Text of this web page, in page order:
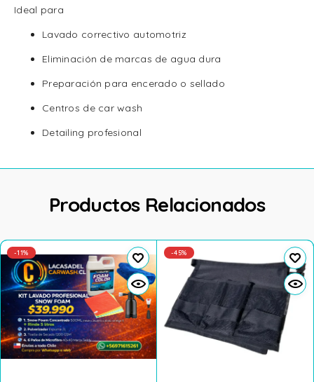
Ideal para
Lavado correctivo automotriz
Eliminación de marcas de agua dura
Preparación para encerado o sellado
Centros de car wash
Detailing profesional
Productos Relacionados
-11% -45%